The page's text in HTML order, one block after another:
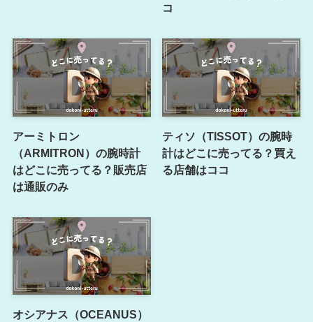
コ
アーミトロン
（ARMITRON）の腕時計
はどこに売ってる？販売店
は通販のみ
ティソ（TISSOT）の腕時
計はどこに売ってる？買え
る店舗はココ
オシアナス（OCEANUS）